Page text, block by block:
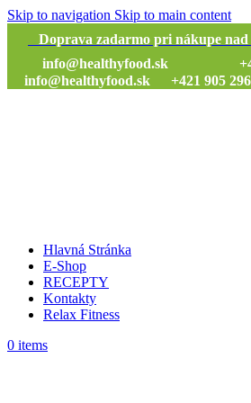
Skip to navigation Skip to main content
Doprava zadarmo pri nákupe nad
info@healthyfood.sk
info@healthyfood.sk
+421 905
Hlavná Stránka
E-Shop
RECEPTY
Kontakty
Relax Fitness
0 items